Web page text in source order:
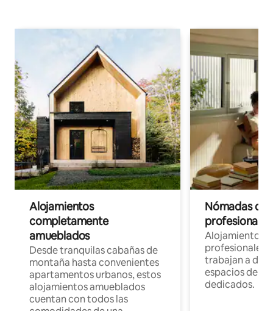
Alojamientos
completamente
amueblados
Desde tranquilas cabañas de
montaña hasta convenientes
apartamentos urbanos, estos
alojamientos amueblados
cuentan con todos las
Nómadas
Alojamientos
profesionales
trabajan a
espacios de
dedicados.